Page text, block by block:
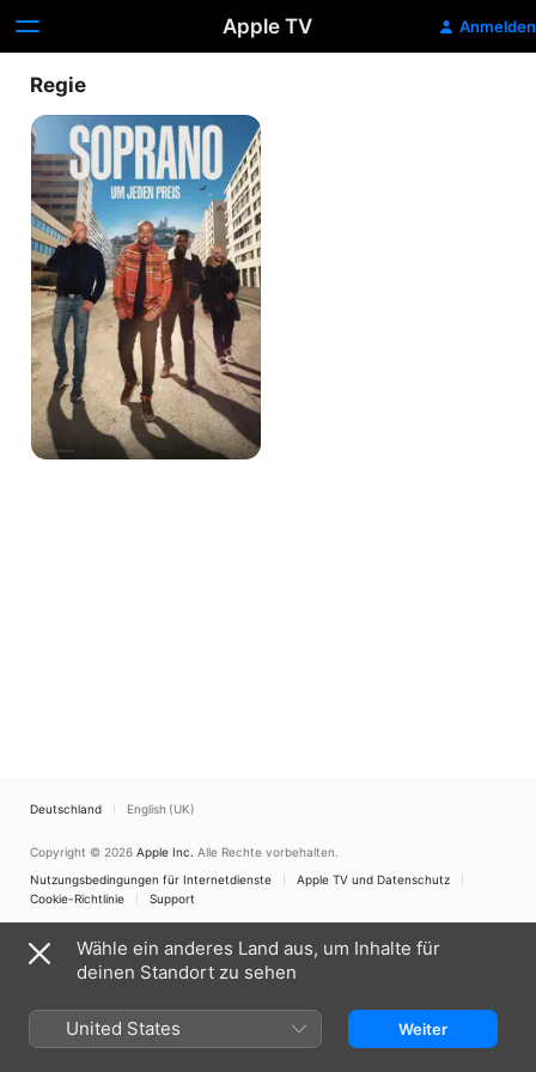
Apple TV Anmelden
Regie
Soprano:
Um
jeden
Preis
Deutschland English (UK)
Copyright © 2026 Apple Inc. Alle Rechte vorbehalten.
Nutzungsbedingungen für Internetdienste
Apple TV und Datenschutz
Cookie-Richtlinie
Support
Wähle ein anderes Land aus, um Inhalte für
deinen Standort zu sehen
United States Weiter